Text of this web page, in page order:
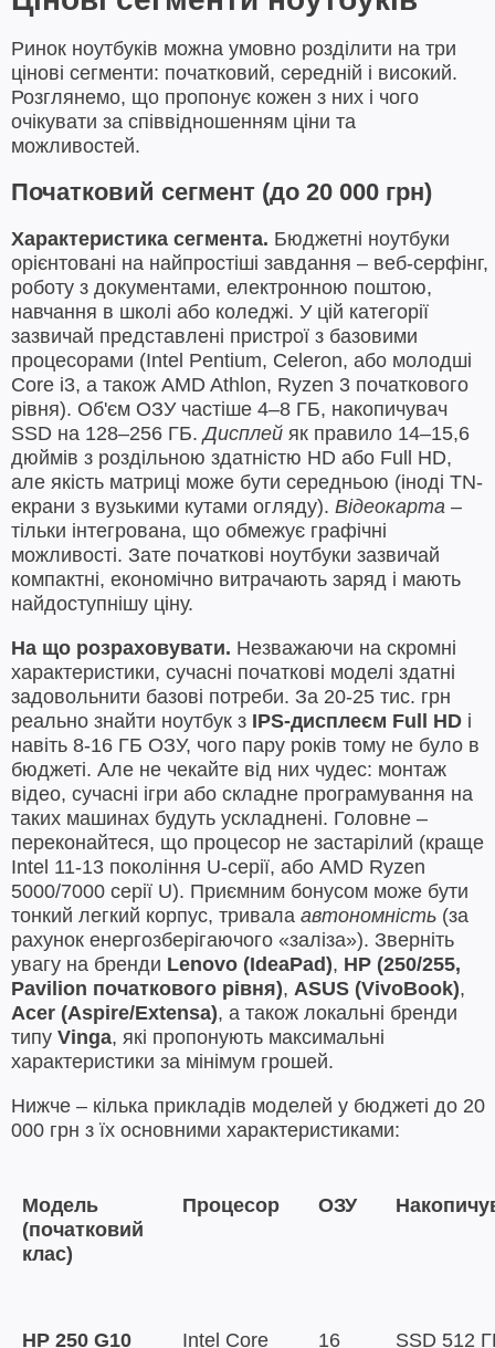
Ринок ноутбуків можна умовно розділити на три
цінові сегменти: початковий, середній і високий.
Розглянемо, що пропонує кожен з них і чого
очікувати за співвідношенням ціни та
можливостей.
Початковий сегмент (до 20 000 грн)
Характеристика сегмента. Бюджетні ноутбуки
орієнтовані на найпростіші завдання – веб-серфінг,
роботу з документами, електронною поштою,
навчання в школі або коледжі. У цій категорії
зазвичай представлені пристрої з базовими
процесорами (Intel Pentium, Celeron, або молодші
Core i3, а також AMD Athlon, Ryzen 3 початкового
рівня). Об'єм ОЗУ частіше 4–8 ГБ, накопичувач
SSD на 128–256 ГБ.Дисплей як правило 14–15,6
дюймів з роздільною здатністю HD або Full HD,
але якість матриці може бути середньою (іноді TN-
екрани з вузькими кутами огляду). Відеокарта –
тільки інтегрована, що обмежує графічні
можливості. Зате початкові ноутбуки зазвичай
компактні, економічно витрачають заряд і мають
найдоступнішу ціну.
На що розраховувати. Незважаючи на скромні
характеристики, сучасні початкові моделі здатні
задовольнити базові потреби. За 20-25 тис. грн
реально знайти ноутбук з IPS-дисплеєм Full HD і
навіть 8-16 ГБ ОЗУ, чого пару років тому не було в
бюджеті. Але не чекайте від них чудес: монтаж
відео, сучасні ігри або складне програмування на
таких машинах будуть ускладнені. Головне –
переконайтеся, що процесор не застарілий (краще
Intel 11-13 покоління U-серії, або AMD Ryzen
5000/7000 серії U). Приємним бонусом може бути
тонкий легкий корпус, тривала автономність (за
рахунок енергозберігаючого «заліза»). Зверніть
увагу на бренди Lenovo (IdeaPad), HP (250/255,
Pavilion початкового рівня), ASUS (VivoBook),
Acer (Aspire/Extensa), а також локальні бренди
типу Vinga, які пропонують максимальні
характеристики за мінімум грошей.
Нижче – кілька прикладів моделей у бюджеті до 20
000 грн з їх основними характеристиками:
Модель
(початковий
клас)
Процесор ОЗУ
HP 250 G10
Intel Core
16
SSD 512